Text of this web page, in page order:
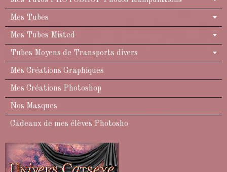
Mes Tubes
Mes Tubes Misted
Tubes Moyens de Transports divers
Mes Créations Graphiques
Mes Créations Photoshop
Nos Masques
Cadeaux de mes élèves Photosho